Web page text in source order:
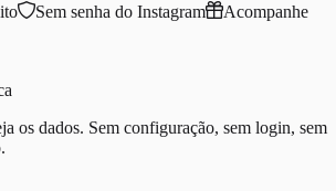
Sem senha do Instagram
Acompanhe
os dados. Sem configuração, sem login, sem